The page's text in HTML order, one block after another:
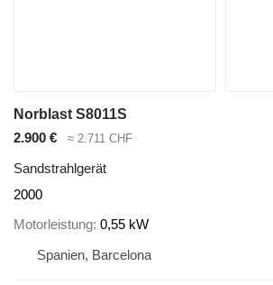
Norblast S8011S
2.900 €
≈ 2.711 CHF
Sandstrahlgerät
2000
Motorleistung 0,55 kW
Spanien, Barcelona